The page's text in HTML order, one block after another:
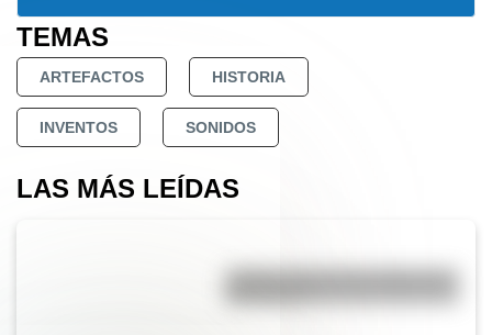
TEMAS
ARTEFACTOS HISTORIA
INVENTOS SONIDOS
LAS MÁS LEÍDAS
¿Sabías cómo fue la infancia de